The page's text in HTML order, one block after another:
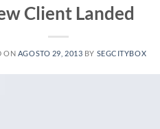
Client Landed
ON AGOSTO 29, 2013 BY SEGCITYBOX